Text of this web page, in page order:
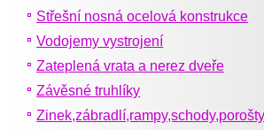
Střešní nosná ocelová konstrukce
Vodojemy vystrojení
Zateplená vrata a nerez dveře
Závěsné truhlíky